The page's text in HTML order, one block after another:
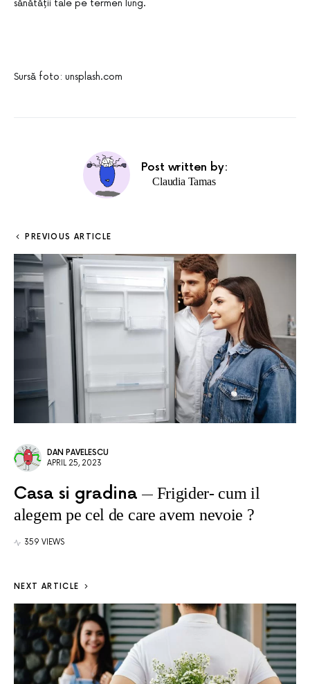
sănătății tale pe termen lung.
Sursă foto: unsplash.com
Post written by:
Claudia Tamas
PREVIOUS ARTICLE
DAN PAVELESCU
APRIL 25, 2023
Casa si gradina
Frigider- cum il
alegem pe cel de care avem nevoie ?
359 VIEWS
NEXT ARTICLE